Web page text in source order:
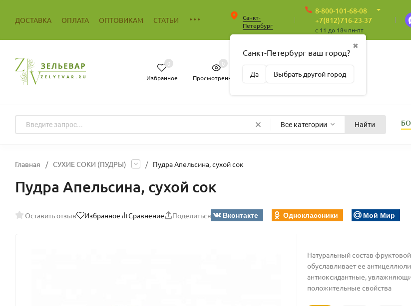
ДОСТАВКА ОПЛАТА ОПТОВИКАМ СТАТЬИ
Санкт-
Петербург
✖
Санкт-Петербург ваш город?
Да Выбрать другой город
8-800-101-68-08
+7(812)716-23-37
c 11 до 18ч пн-пт
Избранное
0
Просмотренные
0
Пусто
Все категории Найти
Главная / СУХИЕ СОКИ (ПУДРЫ) / Пудра Апельсина, сухой сок
Пудра Апельсина, сухой сок
Оставить отзыв Избранное Сравнение Поделиться Вконтакте Одноклассники Мой Мир
Натуральный состав
обуславливает ее
антиоксидантные,
положительные свойства